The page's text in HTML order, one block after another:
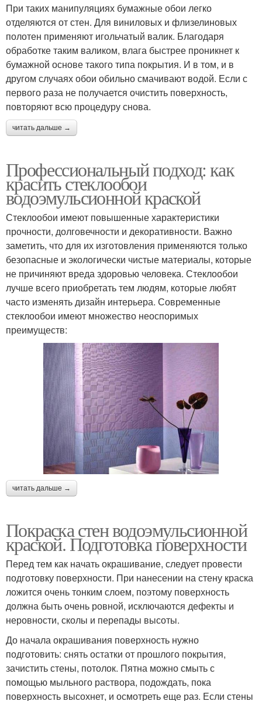
При таких манипуляциях бумажные обои легко
отделяются от стен. Для виниловых и флизелиновых
полотен применяют игольчатый валик. Благодаря
обработке таким валиком, влага быстрее проникнет к
бумажной основе такого типа покрытия. И в том, и в
другом случаях обои обильно смачивают водой. Если с
первого раза не получается очистить поверхность,
повторяют всю процедуру снова.
читать дальше →
Профессиональный подход: как
красить стеклообои
водоэмульсионной краской
Стеклообои имеют повышенные характеристики
прочности, долговечности и декоративности. Важно
заметить, что для их изготовления применяются только
безопасные и экологически чистые материалы, которые
не причиняют вреда здоровью человека. Стеклообои
лучше всего приобретать тем людям, которые любят
часто изменять дизайн интерьера. Современные
стеклообои имеют множество неоспоримых
преимуществ:
читать дальше →
Покраска стен водоэмульсионной
краской. Подготовка поверхности
Перед тем как начать окрашивание, следует провести
подготовку поверхности. При нанесении на стену краска
ложится очень тонким слоем, поэтому поверхность
должна быть очень ровной, исключаются дефекты и
неровности, сколы и перепады высоты.
До начала окрашивания поверхность нужно
подготовить: снять остатки от прошлого покрытия,
зачистить стены, потолок. Пятна можно смыть с
помощью мыльного раствора, подождать, пока
поверхность высохнет, и осмотреть еще раз. Если стены